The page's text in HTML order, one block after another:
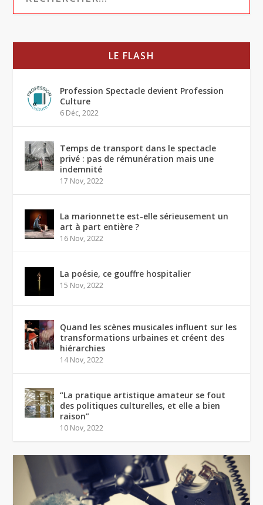
LE FLASH
Profession Spectacle devient Profession
Culture
6 Déc, 2022
Temps de transport dans le spectacle
privé : pas de rémunération mais une
indemnité
17 Nov, 2022
La marionnette est-elle sérieusement un
art à part entière ?
16 Nov, 2022
La poésie, ce gouffre hospitalier
15 Nov, 2022
Quand les scènes musicales influent sur les
transformations urbaines et créent des
hiérarchies
14 Nov, 2022
“La pratique artistique amateur se fout
des politiques culturelles, et elle a bien
raison”
10 Nov, 2022